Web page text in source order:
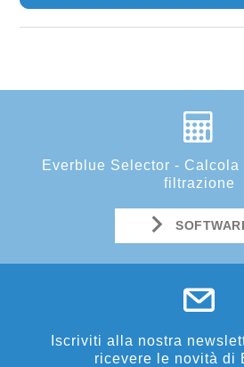
Everblue Selector -
filtrazione
Iscriviti alla nostra
ricevere le novità di